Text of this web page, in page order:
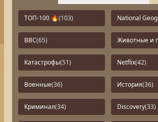
ТОП-100 🔥(103) National
BBC(65) Животные и
Катастрофы(51) Netflix(42)
Военные(36) История(36)
Криминал(34) Discovery(33)